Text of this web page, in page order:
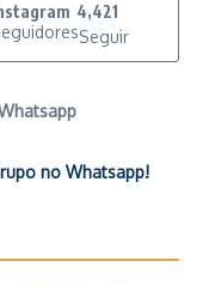
4,421
Seguir
no Whatsapp!